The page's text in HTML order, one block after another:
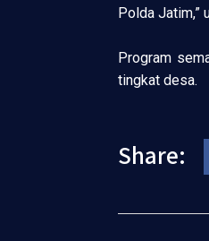
Polda Jatim,”
Program
tingkat desa.
Share: